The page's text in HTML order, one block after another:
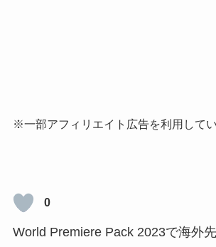
※一部アフィリエイト広告を利用してい
0
World Premiere Pack 2023で海外